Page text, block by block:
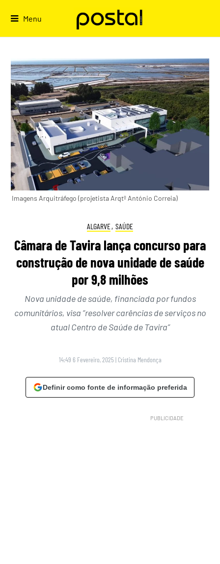
Menu
Imagens Arquitráfego (projetista Arqtº António Correia)
ALGARVE, SAÚDE
Câmara de Tavira lança concurso para
construção de nova unidade de saúde
por 9,8 milhões
Nova unidade de saúde, financiada por fundos
comunitários, visa “resolver carências de serviços no
atual Centro de Saúde de Tavira”
14:49 6 Fevereiro, 2025 | Cristina Mendonça
Definir como fonte de informação preferida